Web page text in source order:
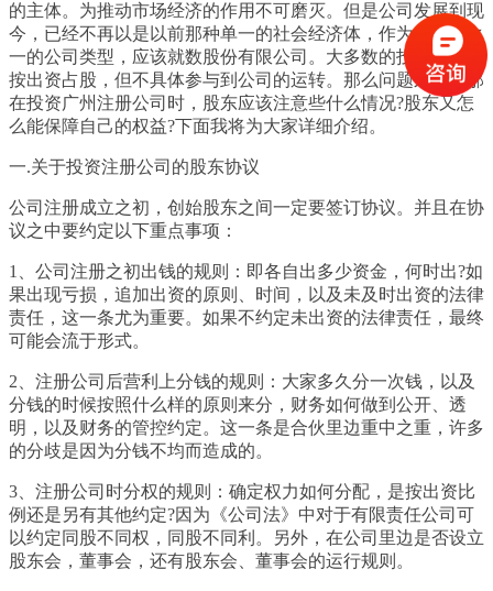
的主体。为推动市场经济的作用不可磨灭。但是公司发展到现
今，已经不再以是以前那种单一的社会经济体，作为最常见之
一的公司类型，应该就数股份有限公司。大多数的投资人愿意
按出资占股，但不具体参与到公司的运转。那么问题来了，那
在投资广州注册公司时，股东应该注意些什么情况?股东又怎
么能保障自己的权益?下面我将为大家详细介绍。
一.关于投资注册公司的股东协议
公司注册成立之初，创始股东之间一定要签订协议。并且在协
议之中要约定以下重点事项：
1、公司注册之初出钱的规则：即各自出多少资金，何时出?如
果出现亏损，追加出资的原则、时间，以及未及时出资的法律
责任，这一条尤为重要。如果不约定未出资的法律责任，最终
可能会流于形式。
2、注册公司后营利上分钱的规则：大家多久分一次钱，以及
分钱的时候按照什么样的原则来分，财务如何做到公开、透
明，以及财务的管控约定。这一条是合伙里边重中之重，许多
的分歧是因为分钱不均而造成的。
3、注册公司时分权的规则：确定权力如何分配，是按出资比
例还是另有其他约定?因为《公司法》中对于有限责任公司可
以约定同股不同权，同股不同利。另外，在公司里边是否设立
股东会，董事会，还有股东会、董事会的运行规则。